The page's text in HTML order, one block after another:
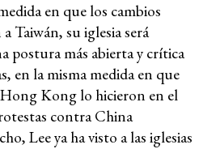
en que los cambios
Taiwán, su iglesia será
postura más abierta y crítica
en la misma medida en que
Hong Kong lo hicieron en el
contra China
Lee ya ha visto a las iglesias